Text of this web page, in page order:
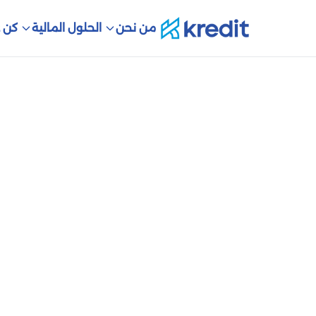
من نحن الحلول المالية كن